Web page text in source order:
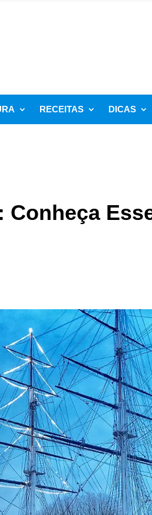
RECEITAS DICAS